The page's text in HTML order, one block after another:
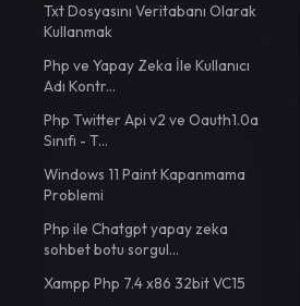
Txt Dosyasını Veritabanı Olarak
Kullanmak
Php ve Yapay Zeka İle Kullanıcı
Adı Kontr...
Php Twitter Api v2 ve Oauth1.0a
Sınıfı - T...
Windows 11 Paint Kapanmama
Problemi
Php ile Chatgpt yapay zeka
sohbet botu sorgul...
Xampp Php 7.4 x86 32bit VC15